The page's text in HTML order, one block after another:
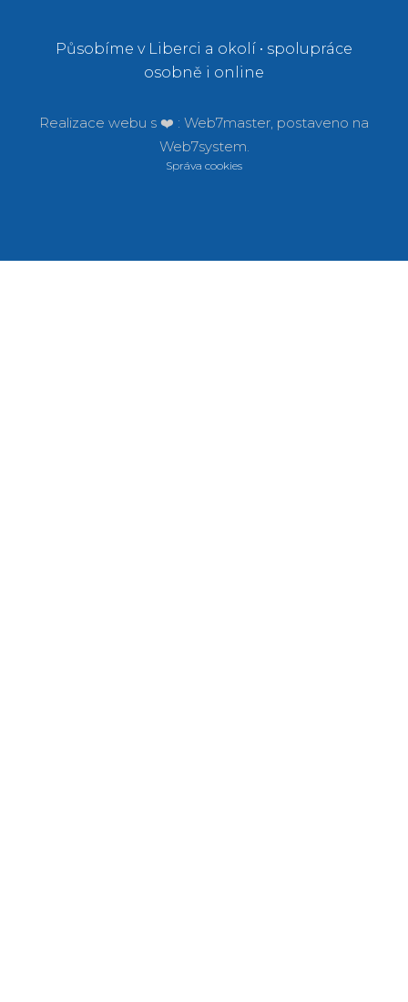
Působíme v Liberci a okolí • spolupráce
osobně i online
Realizace webu s ❤️ : Web7master, postaveno na
Web7system.
Správa cookies